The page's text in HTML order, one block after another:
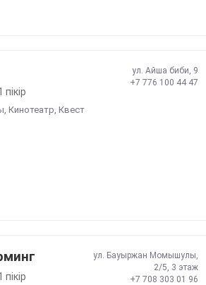
пікір
, Кинотеатр, Квест
ул. Айша биби, 9
+7 776 100 44 47
пікір
ул. Бауыржан Момышулы,
2/5, 3 этаж
+7 708 303 01 96